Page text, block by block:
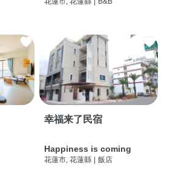
幸福来了民宿
Happiness is coming
花蓮市, 花蓮縣 飯店